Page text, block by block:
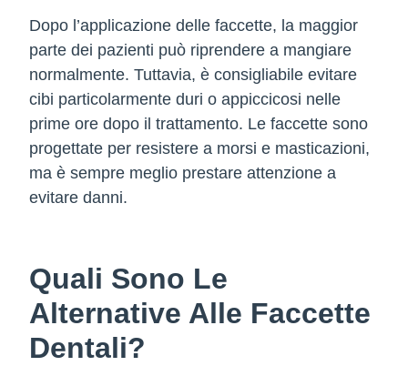
Dopo l’applicazione delle faccette, la maggior
parte dei pazienti può riprendere a mangiare
normalmente. Tuttavia, è consigliabile evitare
cibi particolarmente duri o appiccicosi nelle
prime ore dopo il trattamento. Le faccette sono
progettate per resistere a morsi e masticazioni,
ma è sempre meglio prestare attenzione a
evitare danni.
Quali Sono Le
Alternative Alle Faccette
Dentali?